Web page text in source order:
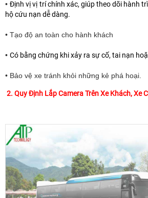
•Định vị vị trí chính xác, giúp theo dõi hành
hộ cứu nạn dễ dàng.
• Tạo độ an toàn cho hành khách
• Có bằng chứng khi xảy ra sự cố, tai nạn
• Bảo vệ xe tránh khỏi những kẻ phá hoại.
2. Quy Định Lắp Camera Trên Xe Khách, Xe